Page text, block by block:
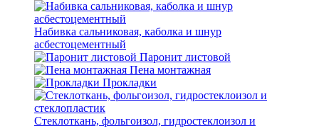
Набивка сальниковая, каболка и шнур
асбестоцементный
Паронит листовой
Пена монтажная
Прокладки
Стеклоткань, фольгоизол, гидростеклоизол и